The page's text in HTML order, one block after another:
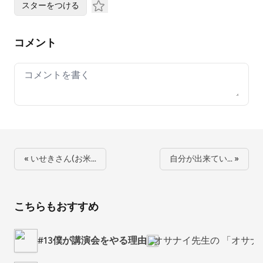
スターをつける
コメント
Your comment
« いせきさん(お米… 自分が出来てい… »
こちらもおすすめ
#13僕が講演会をやる理由 オサナイ先生の 「オサ